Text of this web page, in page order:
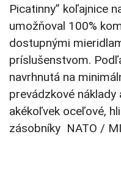
Picatinny” koľajnice
umožňoval 100%
dostupnými
príslušenstvom.
navrhnutá na
prevádzkové
akékoľvek oceľové,
zásobníky NATO /